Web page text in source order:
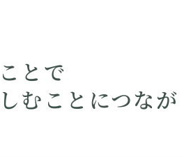
とで
むことにつなが